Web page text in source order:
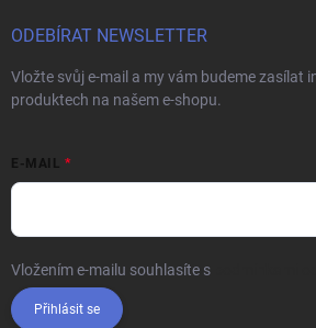
ODEBÍRAT NEWSLETTER
Vložte svůj e-mail a my vám budeme zasílat
produktech na našem e-shopu.
E-MAIL
Vložením e-mailu souhlasíte s
Přihlásit se